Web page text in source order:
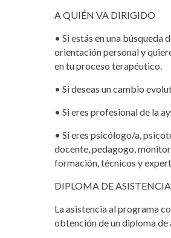
A QUIÉN VA DIRIGIDO
• Si estás en una búsqueda
orientación personal y
en tu proceso terapéutico.
• Si deseas un cambio
• Si eres profesional de la
• Si eres psicólogo/a,
docente, pedagogo,
formación, técnicos y
DIPLOMA DE ASISTENCIA
La asistencia al programa
obtención de un diploma de